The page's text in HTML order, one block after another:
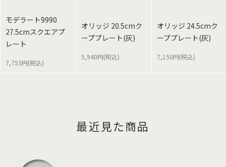
モデラート9990
27.5cmスクエアプ
レート
7,755円(税込)
オリッジ 20.5cmク
ーププレート(灰)
5,940円(税込)
オリッジ 24.5cmク
ーププレート(灰)
7,150円(税込)
最近見た商品